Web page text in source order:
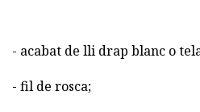
- acabat de lli drap blanc o
- fil de rosca;